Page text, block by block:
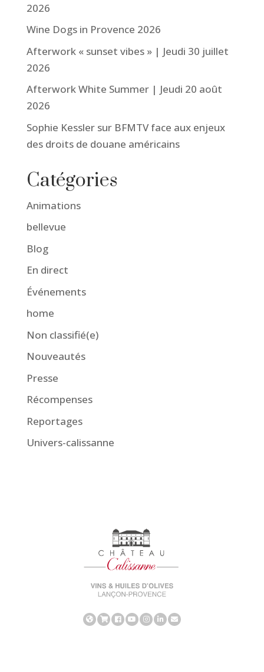
2026
Wine Dogs in Provence 2026
Afterwork « sunset vibes » | Jeudi 30 juillet
2026
Afterwork White Summer | Jeudi 20 août
2026
Sophie Kessler sur BFMTV face aux enjeux
des droits de douane américains
Catégories
Animations
bellevue
Blog
En direct
Événements
home
Non classifié(e)
Nouveautés
Presse
Récompenses
Reportages
Univers-calissanne